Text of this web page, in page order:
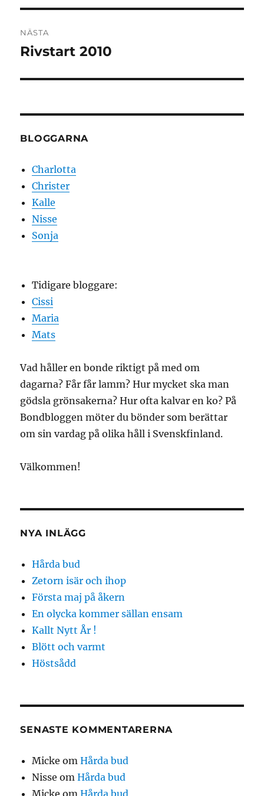
NÄSTA
Nästa
Rivstart 2010
BLOGGARNA
Charlotta
Christer
Kalle
Nisse
Sonja
Tidigare bloggare:
Cissi
Maria
Mats
Vad håller en bonde riktigt på med om
dagarna? Får får lamm? Hur mycket ska man
gödsla grönsakerna? Hur ofta kalvar en ko? På
Bondbloggen möter du bönder som berättar
om sin vardag på olika håll i Svenskfinland.
Välkommen!
NYA INLÄGG
Hårda bud
Zetorn isär och ihop
Första maj på åkern
En olycka kommer sällan ensam
Kallt Nytt År !
Blött och varmt
Höstsådd
SENASTE KOMMENTARERNA
Micke omHårda bud
Nisse omHårda bud